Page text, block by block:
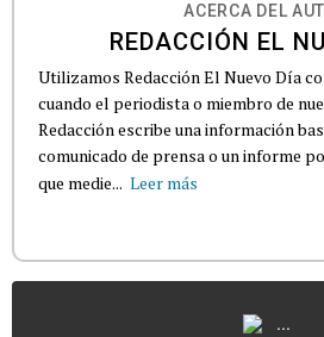
ACERCA DEL
REDACCIÓN EL
Utilizamos Redacción El Nuevo Día
cuando el periodista o miembro de
Redacción escribe una información
comunicado de prensa o un informe
que medie... Leer más
...